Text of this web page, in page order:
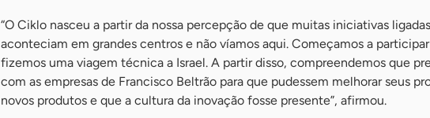
“O Ciklo nasceu a partir da nossa percepção de que muitas iniciativas
aconteciam em grandes centros e não víamos aqui. Começamos a
fizemos uma viagem técnica a Israel. A partir disso, compreendemos que
com as empresas de Francisco Beltrão para que pudessem melhorar seus
novos produtos e que a cultura da inovação fosse presente”, afirmou.